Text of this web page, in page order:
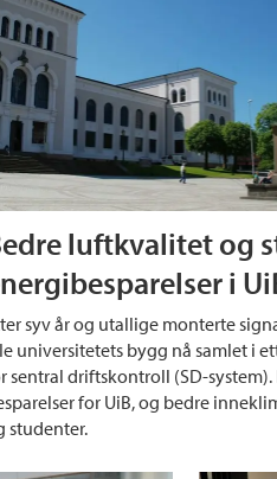
luftkvalitet og
i
syv år og utallige monterte
universitetets bygg nå samlet i
sentral driftskontroll (SD-system).
for UiB, og bedre
studenter.